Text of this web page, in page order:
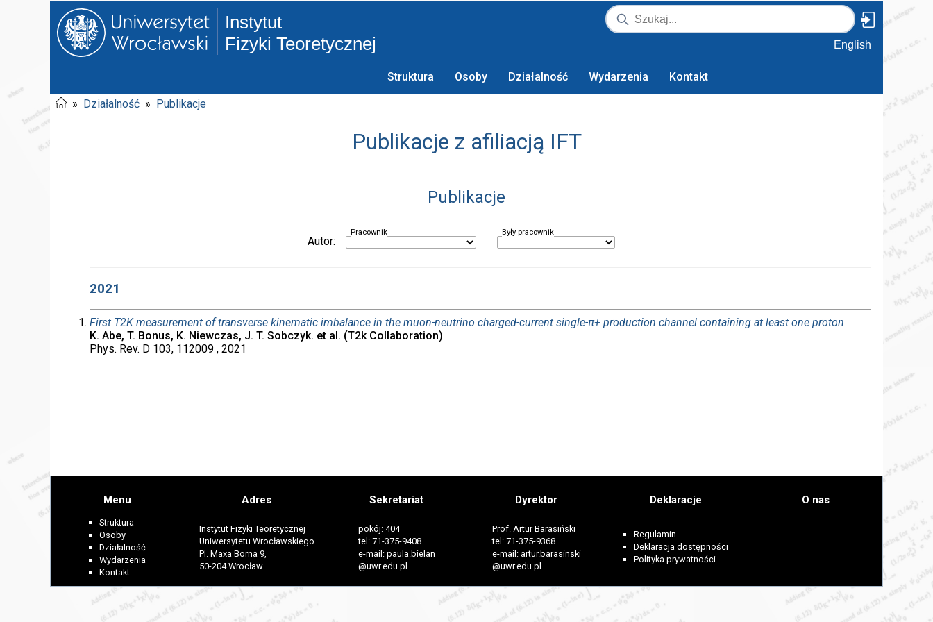
Instytut
Fizyki Teoretycznej
English
Struktura Osoby Działalność Wydarzenia Kontakt
» Działalność » Publikacje
Publikacje z afiliacją IFT
Publikacje
Autor:
Pracownik Były pracownik
2021
First T2K measurement of transverse kinematic imbalance in the muon-neutrino charged-current single-π+ production channel containing at least one proton
K. Abe, T. Bonus, K. Niewczas, J. T. Sobczyk. et al. (T2k Collaboration)
Phys. Rev. D 103, 112009 , 2021
Menu
Struktura
Osoby
Działalność
Wydarzenia
Kontakt
Adres
Instytut Fizyki Teoretycznej
Uniwersytetu Wrocławskiego
Pl. Maxa Borna 9,
50-204 Wrocław
Sekretariat
pokój: 404
tel: 71-375-9408
e-mail: paula.bielan
@uwr.edu.pl
Dyrektor
Prof. Artur Barasiński
tel: 71-375-9368
e-mail: artur.barasinski
@uwr.edu.pl
Deklaracje
Regulamin
Deklaracja dostępności
Polityka prywatności
O nas